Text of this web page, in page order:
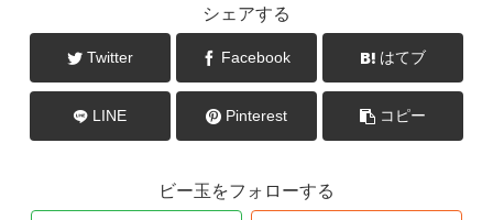
シェアする
Twitter Facebook はてブ
LINE Pinterest コピー
ビー玉をフォローする